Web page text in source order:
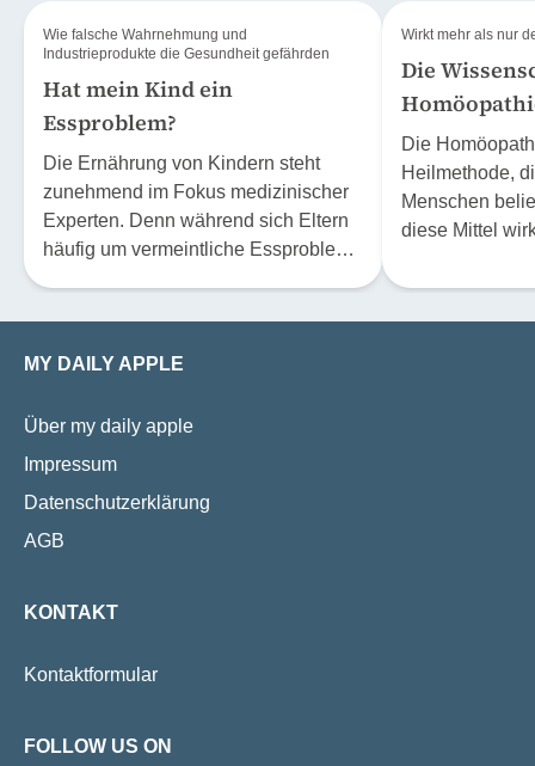
Wie falsche Wahrnehmung und
Industrieprodukte die Gesundheit gefährden
Hat mein Kind ein
Essproblem?
Die Ernährung von Kindern steht
zunehmend im Fokus medizinischer
Experten. Denn während sich Eltern
häufig um vermeintliche Essprobleme
Universitäts-Kinderspital beider
versteckter Fruchtzucker und eine
Proteinersatzprodukte.
Wirkt mehr als nur
Die
Die
Heilmethode,
Menschen
diese Mittel
Effekt? Der
MY DAILY APPLE
Über my daily apple
Impressum
Datenschutzerklärung
AGB
KONTAKT
Kontaktformular
FOLLOW US ON